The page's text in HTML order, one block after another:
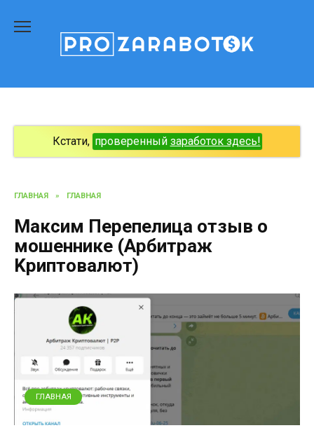
содержанию
Кстати, проверенный заработок здесь!
ГЛАВНАЯ » ГЛАВНАЯ
Мaксим Пеpепелица отзыв о
мошеннике (Арбитраж
Kpиптoвaлют)
ГЛАВНАЯ